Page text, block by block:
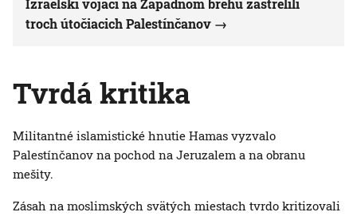
Izraelskí vojaci na Západnom brehu zastrelili
troch útočiacich Palestínčanov
Tvrdá kritika
Militantné islamistické hnutie Hamas vyzvalo
Palestínčanov na pochod na Jeruzalem a na obranu
mešity.
Zásah na moslimských svätých miestach tvrdo kritizovali